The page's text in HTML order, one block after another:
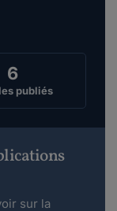
6
publiés
sur la